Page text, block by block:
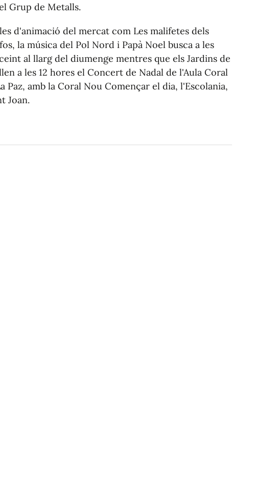
Grup de Metalls.
d'animació del mercat com Les malifetes dels
la música del Pol Nord i Papà Noel busca a les
al llarg del diumenge mentres que els Jardins de
a les 12 hores el Concert de Nadal de l'Aula Coral
Paz, amb la Coral Nou Començar el dia, l'Escolania,
Joan.